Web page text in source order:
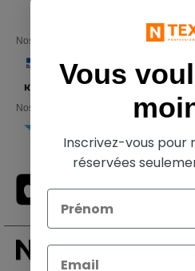
Nos partenaires financiers
Nos transporteurs
Vous
Inscrivez-vous pour
réservées